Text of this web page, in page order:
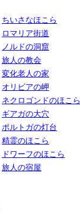
ちいさなほこら
ロマリア街道
ノルドの洞窟
旅人の教会
変化老人の家
オリビアの岬
ネクロゴンドのほこら
ギアガの大穴
ポルトガの灯台
精霊のほこら
ドワーフのほこら
旅人の宿屋